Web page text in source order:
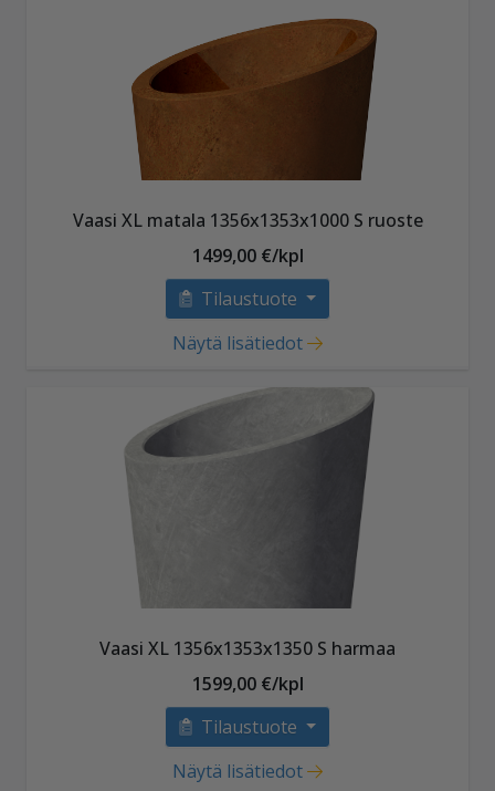
Vaasi XL matala 1356x1353x1000 S ruoste
1499,00 €/kpl
Tilaustuote
Näytä lisätiedot
Vaasi XL 1356x1353x1350 S harmaa
1599,00 €/kpl
Tilaustuote
Näytä lisätiedot